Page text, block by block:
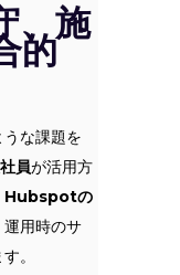
、施
的
な課題を
員が活用方
Hubspotの
用時のサ
。